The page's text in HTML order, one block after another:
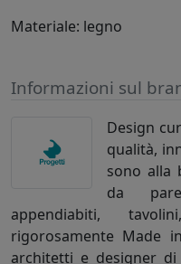
Materiale: legno
Informazioni sul
Design
qualità,
sono alla
da
appendiabiti,
rigorosamente Made
architetti e designer di